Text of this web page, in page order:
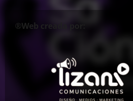
®Web creada por: